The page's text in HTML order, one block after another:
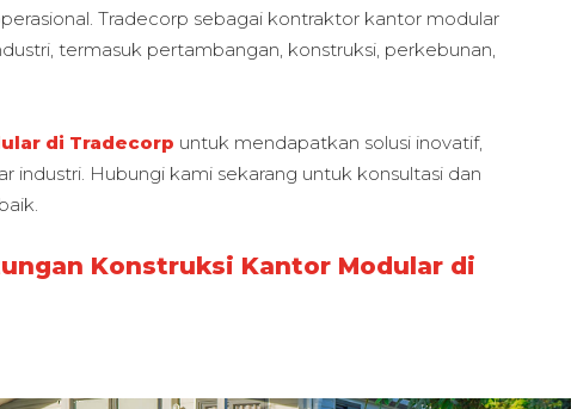
Tradecorp sebagai kontraktor kantor modular
termasuk pertambangan, konstruksi, perkebunan,
di Tradecorp untuk mendapatkan solusi inovatif,
industri. Hubungi kami sekarang untuk konsultasi dan
Konstruksi Kantor Modular di